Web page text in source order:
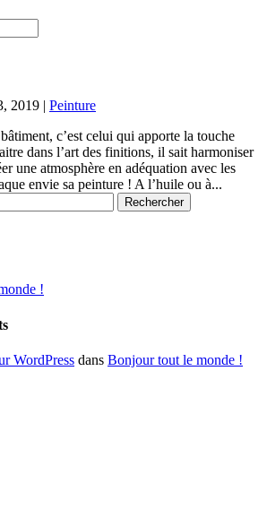
2019 | Peinture
c’est celui qui apporte la touche
dans l’art des finitions, il sait harmoniser
une atmosphère en adéquation avec les
envie sa peinture ! A l’huile ou à...
!
WordPress dans Bonjour tout le monde !